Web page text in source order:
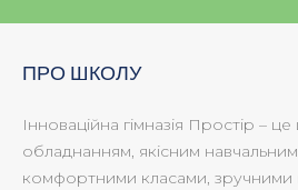
ПРО ШКОЛУ
Інноваційна гімназія Простір –
обладнанням, якісним
комфортними класами, зручними